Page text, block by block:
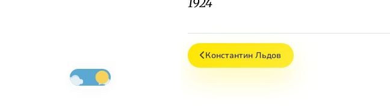
Константин Льдов